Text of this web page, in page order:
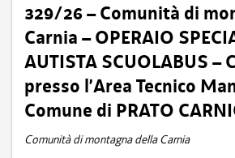
329/26 – Comunità di
Carnia – OPERAIO
AUTISTA SCUOLABUS –
presso l’Area Tecnico
Comune di PRATO
Comunità di montagna della Carnia